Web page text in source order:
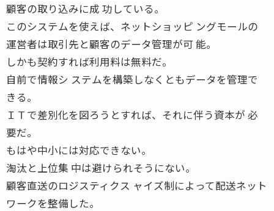
顧客の取り込みに成 功している。
このシステムを使えば、ネットショッピ ングモールの
運営者は取引先と顧客のデータ管理が可 能。
しかも契約すれば利用料は無料だ。
自前で情報シ ステムを構築しなくともデータを管理で
きる。
ＩＴで差別化を図ろうとすれば、それに伴う資本が 必
要だ。
もはや中小には対応できない。
淘汰と上位集 中は避けられそうにない。
顧客直送のロジスティクス ャイズ制によって配送ネット
ワークを整備した。